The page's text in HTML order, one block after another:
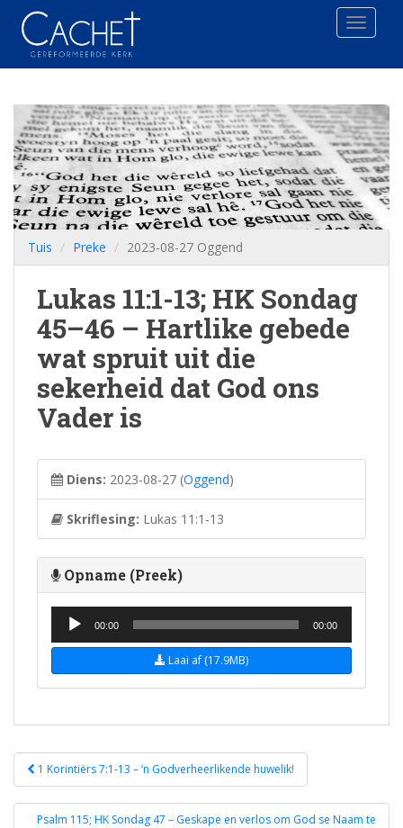
Toggle
Tuis Preke 2023-08-27 Oggend
Lukas 11:1-13; HK Sondag
45–46 – Hartlike gebede
wat spruit uit die
sekerheid dat God ons
Vader is
Diens: 2023-08-27 (Oggend)
Skriflesing: Lukas 11:1-13
Opname (Preek)
Audio Player
00:00 00:00
Laai af (17.9MB)
Post
navigation
1 Korintiërs 7:1-13 – ‘n Godverheerlikende huwelik!
Psalm 115; HK Sondag 47 – Geskape en verlos om God se Naam te